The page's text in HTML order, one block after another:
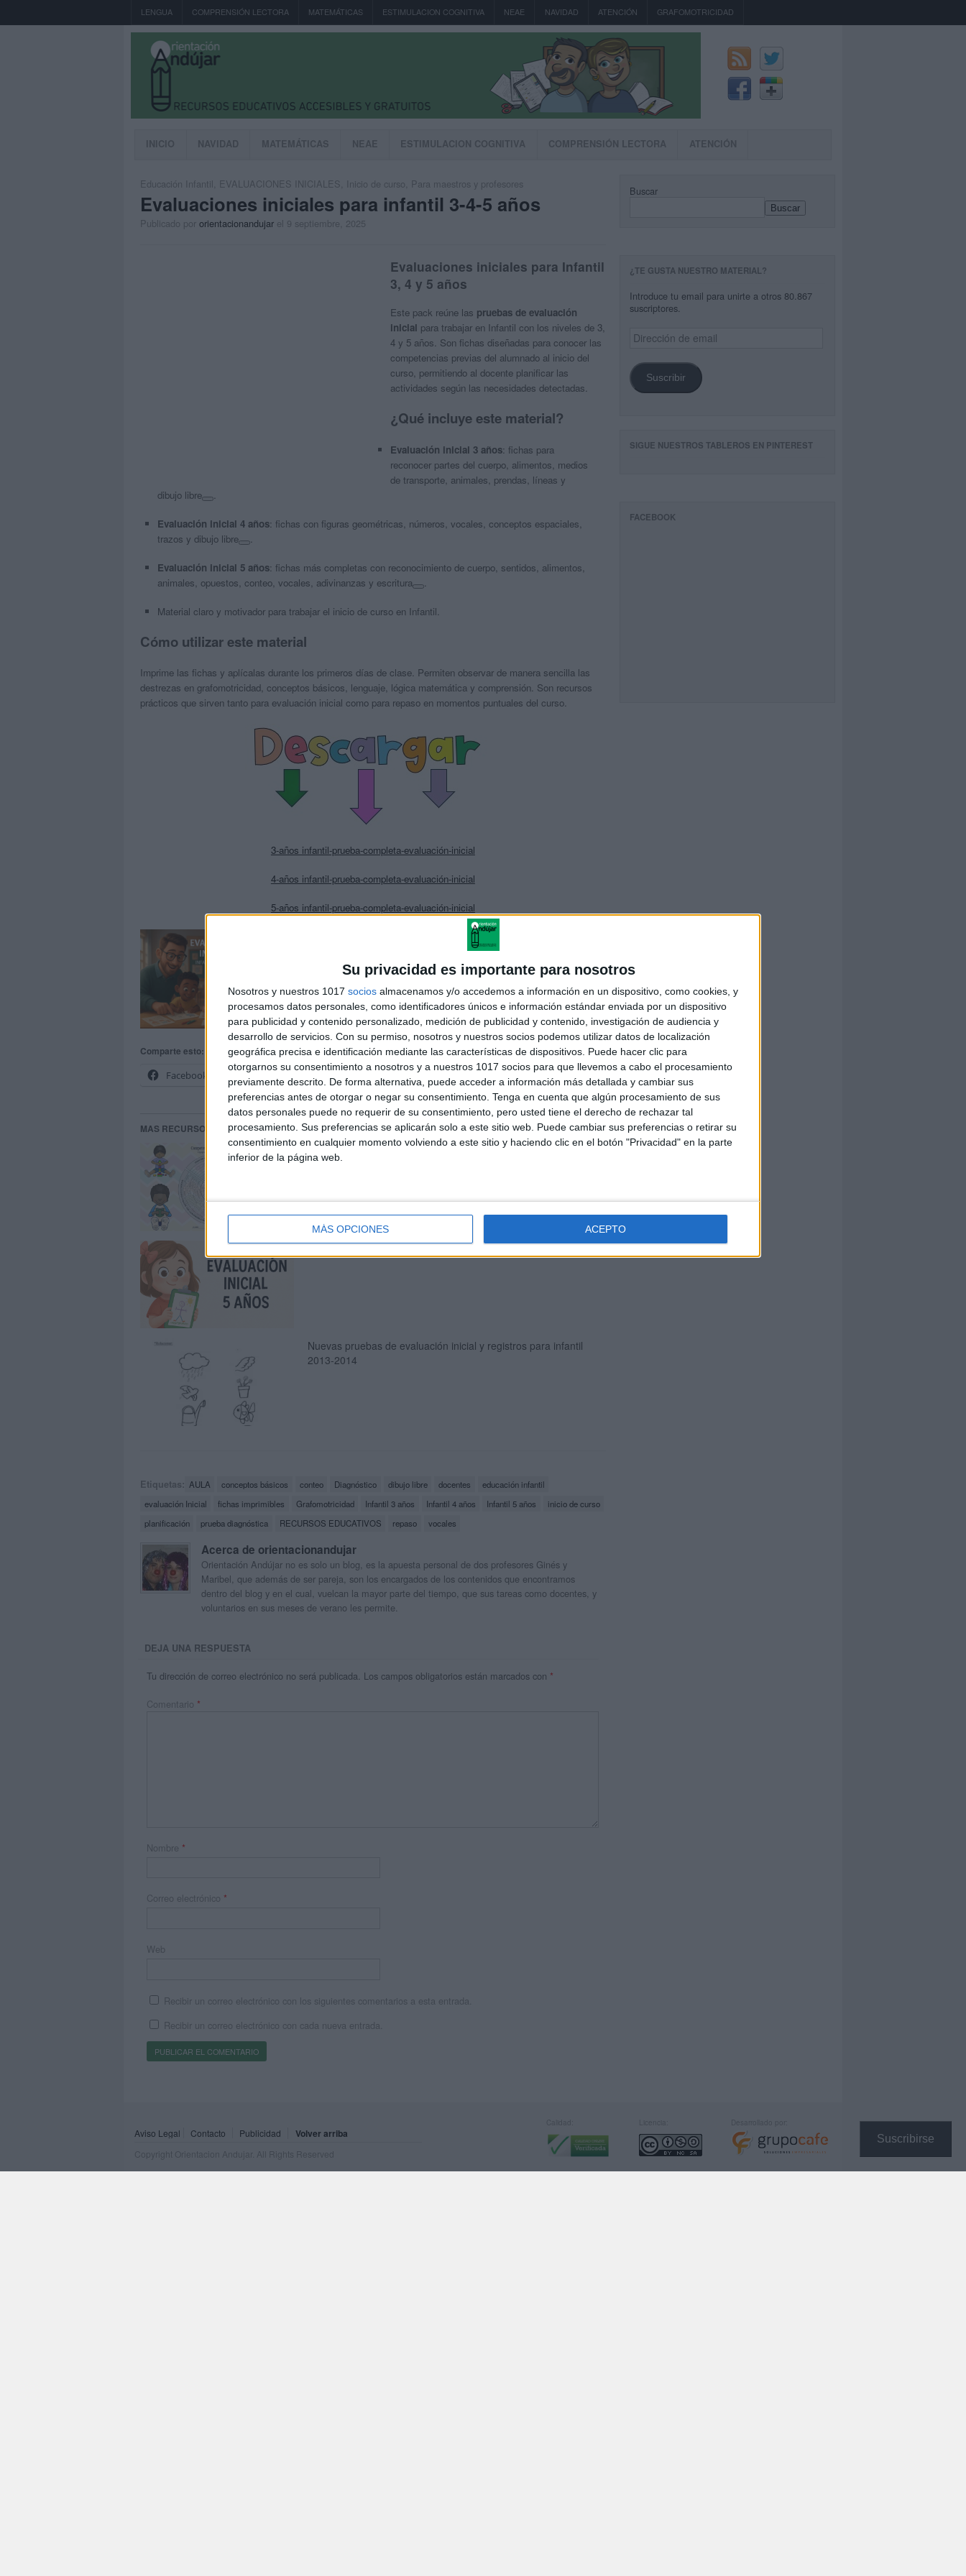
Su privacidad es importante para nosotros
Nosotros y nuestros 1017 socios almacenamos y/o accedemos a información en un dispositivo, como cookies, y
procesamos datos personales, como identificadores únicos e información estándar enviada por un dispositivo
para publicidad y contenido personalizado, medición de publicidad y contenido, investigación de audiencia y
desarrollo de servicios. Con su permiso, nosotros y nuestros socios podemos utilizar datos de localización
geográfica precisa e identificación mediante las características de dispositivos. Puede hacer clic para
otorgarnos su consentimiento a nosotros y a nuestros 1017 socios para que llevemos a cabo el procesamiento
previamente descrito. De forma alternativa, puede acceder a información más detallada y cambiar sus
preferencias antes de otorgar o negar su consentimiento. Tenga en cuenta que algún procesamiento de sus
datos personales puede no requerir de su consentimiento, pero usted tiene el derecho de rechazar tal
procesamiento. Sus preferencias se aplicarán solo a este sitio web. Puede cambiar sus preferencias o retirar su
consentimiento en cualquier momento volviendo a este sitio y haciendo clic en el botón "Privacidad" en la parte
inferior de la página web.
MÁS OPCIONES ACEPTO
Suscribirse
LENGUA COMPRENSIÓN LECTORA MATEMÁTICAS ESTIMULACION COGNITIVA NEAE NAVIDAD ATENCIÓN GRAFOMOTRICIDAD
INICIO NAVIDAD MATEMÁTICAS NEAE ESTIMULACION COGNITIVA COMPRENSIÓN LECTORA ATENCIÓN
Educación Infantil EVALUACIONES INICIALES Inicio de curso Para maestros y profesores
Evaluaciones iniciales para infantil 3-4-5 años
Publicado por orientacionandujar el 9 septiembre, 2025
Evaluaciones iniciales para Infantil
3, 4 y 5 años
Este pack reúne las pruebas de evaluación
inicial para trabajar en Infantil con los niveles de 3,
4 y 5 años. Son fichas diseñadas para conocer las
competencias previas del alumnado al inicio del
curso, permitiendo al docente planificar las
actividades según las necesidades detectadas.
¿Qué incluye este material?
Evaluación inicial 3 años: fichas para
reconocer partes del cuerpo, alimentos, medios
de transporte, animales, prendas, líneas y
dibujo libre
Evaluación inicial 4 años: fichas con figuras geométricas, números, vocales, conceptos espaciales,
trazos y dibujo libre
Evaluación inicial 5 años: fichas más completas con reconocimiento de cuerpo, sentidos, alimentos,
animales, opuestos, conteo, vocales, adivinanzas y escritura
.
Material claro y motivador para trabajar el inicio de curso en Infantil.
Cómo utilizar este material
Imprime las fichas y aplícalas durante los primeros días de clase. Permiten observar de manera sencilla las
destrezas en grafomotricidad, conceptos básicos, lenguaje, lógica matemática y comprensión. Son recursos
prácticos que sirven tanto para evaluación inicial como para repaso en momentos puntuales del curso.
3-años infantil-prueba-completa-evaluación-inicial
4-años infantil-prueba-completa-evaluación-inicial
5-años infantil-prueba-completa-evaluación-inicial
Comparte esto:
Facebook
X
MAS RECURSOS SOBRE ESTE TEMA
Evaluaciones iniciales para Educación Infantil y niveles de
competencia
Evaluación inicial 5 años adaptada LOMLOE curso 2025-2026
Nuevas pruebas de evaluación inicial y registros para infantil
2013-2014
Etiquetas: AULA conceptos básicos conteo Diagnóstico dibujo libre docentes
educación infantil
evaluación Inicial
fichas imprimibles Grafomotricidad Infantil 3 años Infantil 4 años Infantil 5 años
inicio de curso
planificación
prueba diagnóstica RECURSOS EDUCATIVOS repaso vocales
Acerca de orientacionandujar
Orientación Andújar no es solo un blog, es la apuesta personal de dos profesores Ginés y
Maribel, que además de ser pareja, son los encargados de los contenidos que encontramos
dentro del blog y en el cual, vuelcan la mayor parte del tiempo, que sus tareas como docentes, y
voluntarios en sus meses de verano les permite.
DEJA UNA RESPUESTA
Tu dirección de correo electrónico no será publicada. Los campos obligatorios están marcados con *
Comentario *
Nombre *
Correo electrónico *
Web
Recibir un correo electrónico con los siguientes comentarios a esta entrada.
Recibir un correo electrónico con cada nueva entrada.
Buscar
Buscar
¿TE GUSTA NUESTRO MATERIAL?
Introduce tu email para unirte a otros 80.867
suscriptores.
Dirección
de
Suscribir
SIGUE NUESTROS TABLEROS EN PINTEREST
FACEBOOK
Aviso Legal Contacto Publicidad Volver arriba